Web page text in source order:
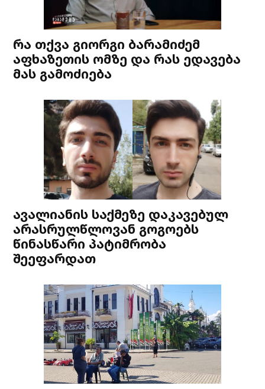
რა თქვა გიორგი ბარამიძემ
აფხაზეთის ომზე და რას ედავება
მას გამოძიება
ავალიანის საქმეზე დაკავებულ
არასრულწლოვან გოგოებს
წინასწარი პატიმრობა
შეეფარდათ